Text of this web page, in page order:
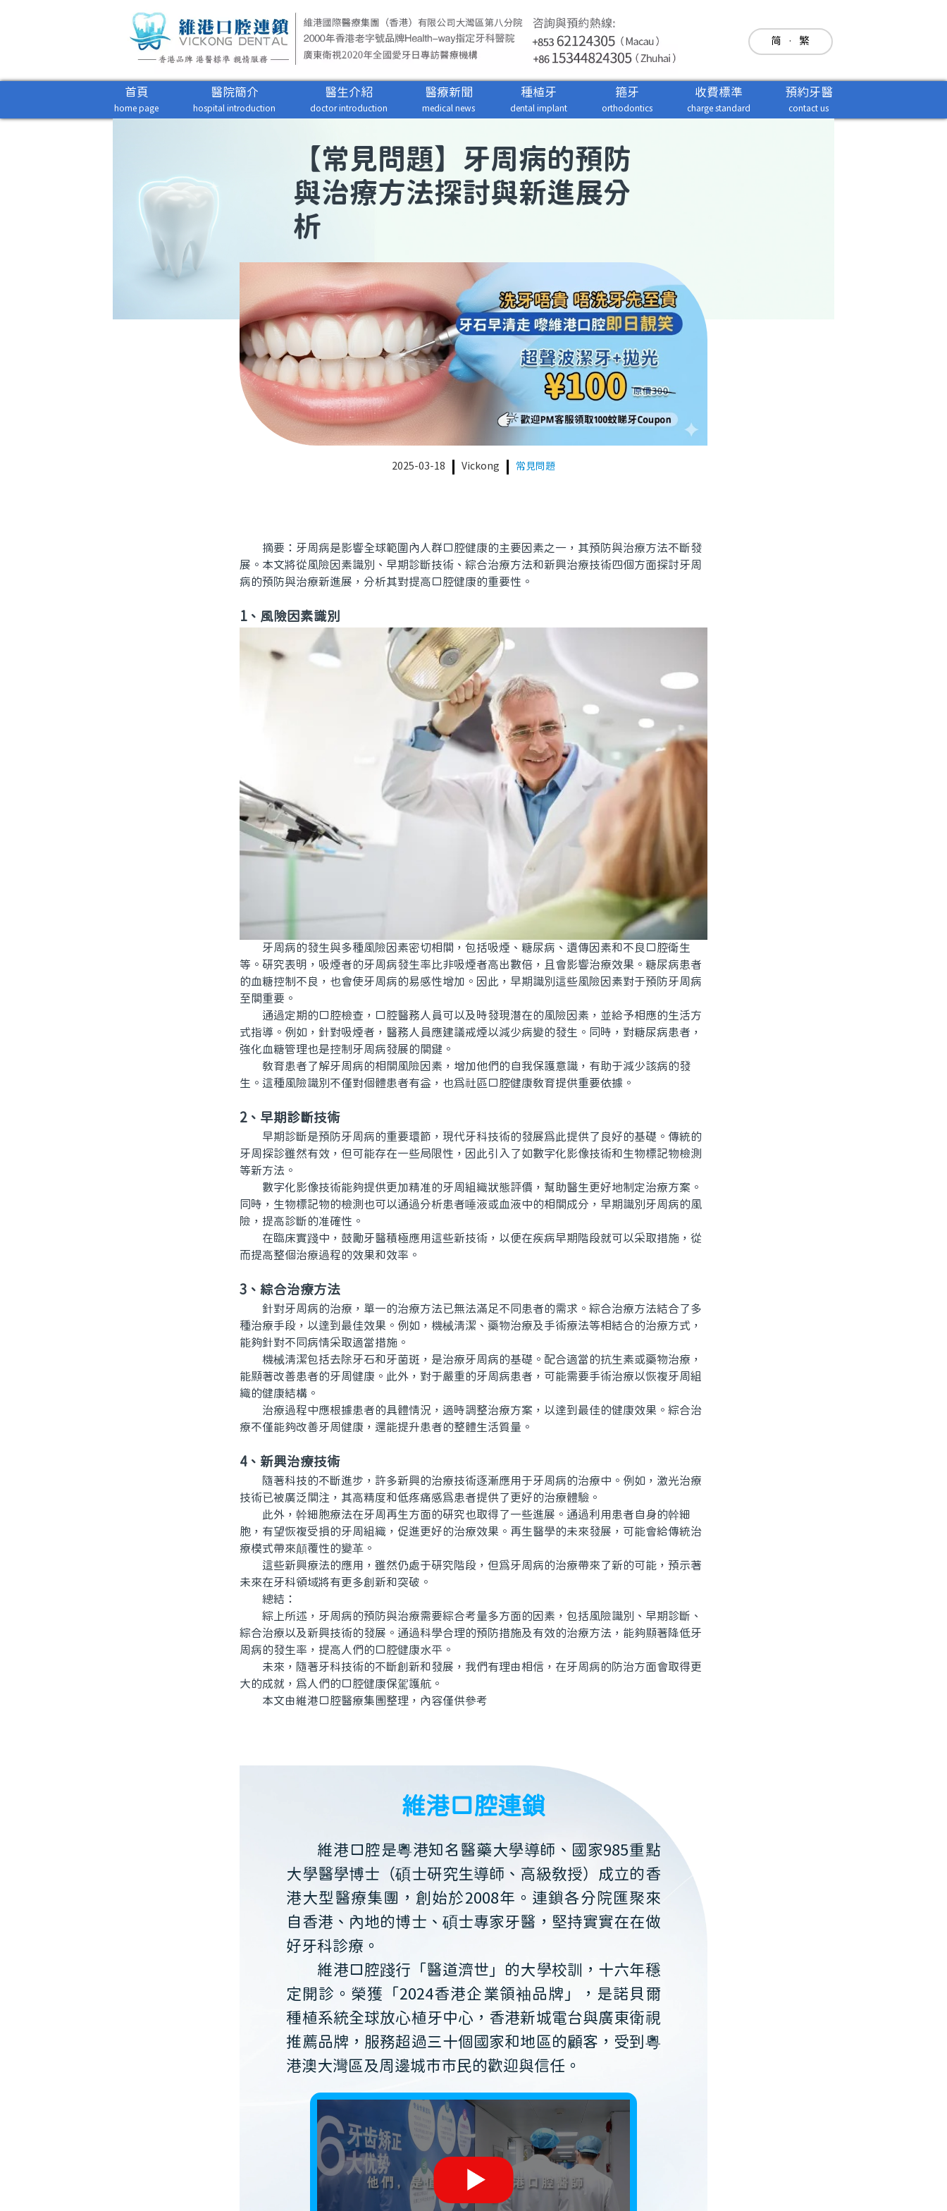
简 · 繁
首頁
home page
醫院簡介
hospital introduction
醫生介紹
doctor introduction
醫療新聞
medical news
種植牙
dental implant
箍牙
orthodontics
收費標準
charge standard
預約牙醫
contact us
【常見問題】牙周病的預防
與治療方法探討與新進展分
析
2025-03-18 Vickong 常見問題
摘要：牙周病是影響全球範圍內人群口腔健康的主要因素之一，其預防與治療方法不斷發
展。本文將從風險因素識別、早期診斷技術、綜合治療方法和新興治療技術四個方面探討牙周
病的預防與治療新進展，分析其對提高口腔健康的重要性。
1、風險因素識別
牙周病的發生與多種風險因素密切相關，包括吸煙、糖尿病、遺傳因素和不良口腔衛生
等。研究表明，吸煙者的牙周病發生率比非吸煙者高出數倍，且會影響治療效果。糖尿病患者
的血糖控制不良，也會使牙周病的易感性增加。因此，早期識別這些風險因素對于預防牙周病
至關重要。
通過定期的口腔檢查，口腔醫務人員可以及時發現潛在的風險因素，並給予相應的生活方
式指導。例如，針對吸煙者，醫務人員應建議戒煙以減少病變的發生。同時，對糖尿病患者，
強化血糖管理也是控制牙周病發展的關鍵。
教育患者了解牙周病的相關風險因素，增加他們的自我保護意識，有助于減少該病的發
生。這種風險識別不僅對個體患者有益，也爲社區口腔健康教育提供重要依據。
2、早期診斷技術
早期診斷是預防牙周病的重要環節，現代牙科技術的發展爲此提供了良好的基礎。傳統的
牙周探診雖然有效，但可能存在一些局限性，因此引入了如數字化影像技術和生物標記物檢測
等新方法。
數字化影像技術能夠提供更加精准的牙周組織狀態評價，幫助醫生更好地制定治療方案。
同時，生物標記物的檢測也可以通過分析患者唾液或血液中的相關成分，早期識別牙周病的風
險，提高診斷的准確性。
在臨床實踐中，鼓勵牙醫積極應用這些新技術，以便在疾病早期階段就可以采取措施，從
而提高整個治療過程的效果和效率。
3、綜合治療方法
針對牙周病的治療，單一的治療方法已無法滿足不同患者的需求。綜合治療方法結合了多
種治療手段，以達到最佳效果。例如，機械清潔、藥物治療及手術療法等相結合的治療方式，
能夠針對不同病情采取適當措施。
機械清潔包括去除牙石和牙菌斑，是治療牙周病的基礎。配合適當的抗生素或藥物治療，
能顯著改善患者的牙周健康。此外，對于嚴重的牙周病患者，可能需要手術治療以恢複牙周組
織的健康結構。
治療過程中應根據患者的具體情況，適時調整治療方案，以達到最佳的健康效果。綜合治
療不僅能夠改善牙周健康，還能提升患者的整體生活質量。
4、新興治療技術
隨著科技的不斷進步，許多新興的治療技術逐漸應用于牙周病的治療中。例如，激光治療
技術已被廣泛關注，其高精度和低疼痛感爲患者提供了更好的治療體驗。
此外，幹細胞療法在牙周再生方面的研究也取得了一些進展。通過利用患者自身的幹細
胞，有望恢複受損的牙周組織，促進更好的治療效果。再生醫學的未來發展，可能會給傳統治
療模式帶來顛覆性的變革。
這些新興療法的應用，雖然仍處于研究階段，但爲牙周病的治療帶來了新的可能，預示著
未來在牙科領域將有更多創新和突破。
總結：
綜上所述，牙周病的預防與治療需要綜合考量多方面的因素，包括風險識別、早期診斷、
綜合治療以及新興技術的發展。通過科學合理的預防措施及有效的治療方法，能夠顯著降低牙
周病的發生率，提高人們的口腔健康水平。
未來，隨著牙科技術的不斷創新和發展，我們有理由相信，在牙周病的防治方面會取得更
大的成就，爲人們的口腔健康保駕護航。
本文由維港口腔醫療集團整理，內容僅供參考
維港口腔連鎖
維港口腔是粵港知名醫藥大學導師、國家985重點
大學醫學博士（碩士研究生導師、高級教授）成立的香
港大型醫療集團，創始於2008年。連鎖各分院匯聚來
自香港、內地的博士、碩士專家牙醫，堅持實實在在做
好牙科診療。
維港口腔踐行「醫道濟世」的大學校訓，十六年穩
定開診。榮獲「2024香港企業領袖品牌」，是諾貝爾
種植系統全球放心植牙中心，香港新城電台與廣東衛視
推薦品牌，服務超過三十個國家和地區的顧客，受到粵
港澳大灣區及周邊城市市民的歡迎與信任。